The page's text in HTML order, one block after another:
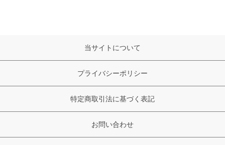
当サイトについて
プライバシーポリシー
特定商取引法に基づく表記
お問い合わせ